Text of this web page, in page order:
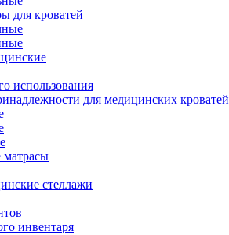
для кроватей
использования
для медицинских кроватей
стеллажи
инвентаря